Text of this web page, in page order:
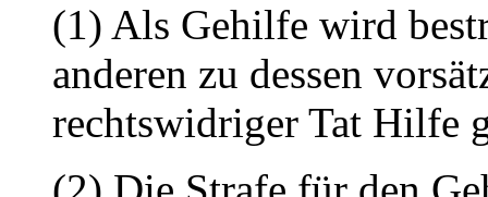
(1) Als Gehilfe wird
anderen zu dessen
rechtswidriger Tat Hilfe